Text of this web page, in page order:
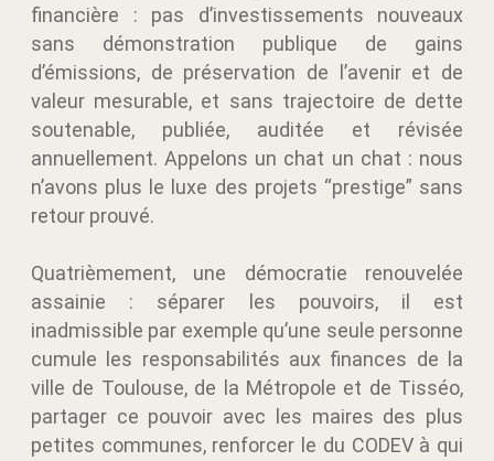
financière : pas d’investissements nouveaux
sans démonstration publique de gains
d’émissions, de préservation de l’avenir et de
valeur mesurable, et sans trajectoire de dette
soutenable, publiée, auditée et révisée
annuellement. Appelons un chat un chat : nous
n’avons plus le luxe des projets “prestige” sans
retour prouvé.
Quatrièmement, une démocratie renouvelée
assainie : séparer les pouvoirs, il est
inadmissible par exemple qu’une seule personne
cumule les responsabilités aux finances de la
ville de Toulouse, de la Métropole et de Tisséo,
partager ce pouvoir avec les maires des plus
petites communes, renforcer le du CODEV à qui